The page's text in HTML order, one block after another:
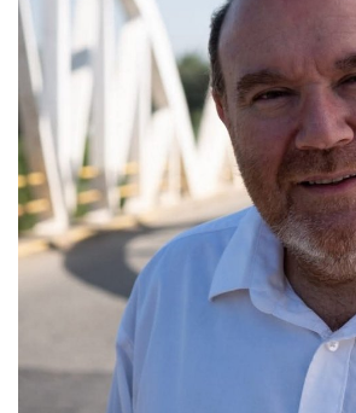
Deporte
Política
Espectáculos